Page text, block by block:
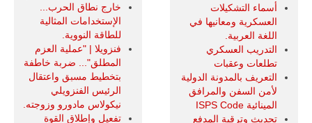
أسماء التشكيلات
العسكرية ومعانيها في
اللغة العربية.
التدريب العسكري
تطلعات وعقبات
التعريف بالمدونة الدولية
لأمن السفن والمرافق
المينائية ISPS Code
تحديث وترقية المدفع
خارج نطاق الحرب...
الإستخدامات المثالية
للطاقة النووية.
فنزويلا | "عملية العزم
المطلق"... ضربة خاطفة
بتخطيط مسبق واعتقال
الرئيس الفنزويلي
نيكولاس مادورو وزوجته.
تفعيل وإطلاق القوة